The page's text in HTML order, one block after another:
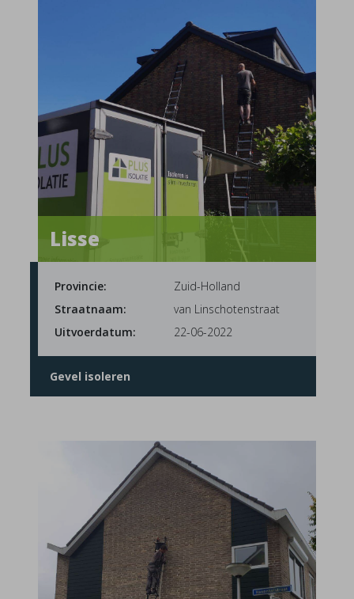
Lisse
Provincie:
Zuid-Holland
Straatnaam:
van Linschotenstraat
Uitvoerdatum:
22-06-2022
Gevel isoleren